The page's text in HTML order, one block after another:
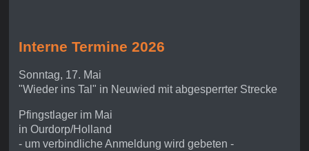
Interne Termine 2026
Sonntag, 17. Mai
"Wieder ins Tal" in Neuwied mit abgesperrter Strecke
Pfingstlager im Mai
in Ourdorp/Holland
- um verbindliche Anmeldung wird gebeten -